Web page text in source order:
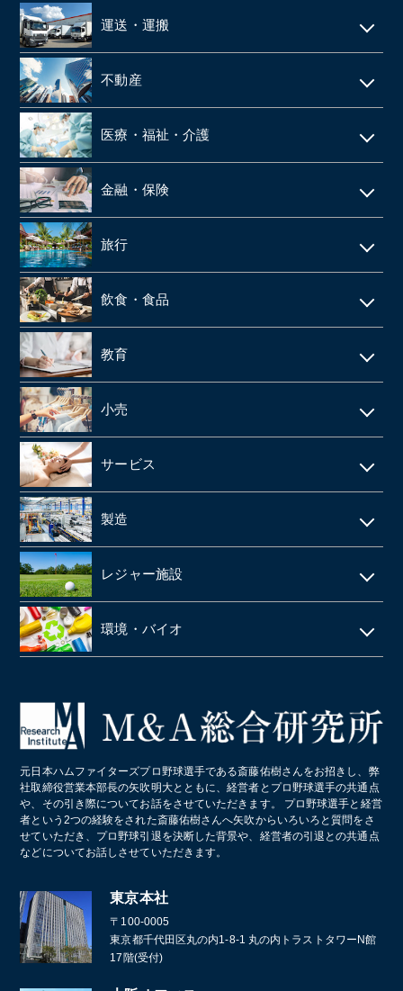
仮設足場工事・足場施工
施工管理
建材・住宅設備機器の卸
解体工事
鉄骨工事
内装・外装工事
消防設備点検・工事
建築資材卸
シェアードサービス
技術者派遣
IT
システム開発
ネット通販・EC
ゲーム
web広告
SaaS事業
web制作
データセンター
運送・運搬
運送・物流
タクシー
倉庫
バス
引越
不動産
マンション管理
ビルメンテナンス
不動産テック
リフォーム
家賃保証・賃貸管理
不動産管理
医療・福祉・介護
調剤薬局
介護事業
施設介護・老人ホーム
訪問介護・デイサービス
医療機器卸・商社
製薬
SMO
CRO
動物病院
歯科
眼科クリニック
医薬品卸
障害者施設 ・就労継続支援施設
金融・保険
リース・レンタル
保険代理店
ファンド
旅行
ホテル・旅館
旅行会社・旅行代理店
飲食・食品
飲食店
給食業・給食サービス
宅配弁当
食品メーカー・食品加工・食品工場
清酒酒造・酒蔵
お弁当・惣菜屋
給食・テイクアウト・配達飲食
ラーメン屋
居酒屋
教育
学習塾
小売
アパレルメーカー・アパレル
スーパーマーケット
FC(フランチャイズ加盟店)
ドラッグストア
LPガス
サービス
警備
エステサロン
ネイルサロン
税理士事務所・会計事務所
コールセンター
スポーツクラブ・フィットネスクラブ
葬儀
通訳・翻訳
製造
印刷
塗料・塗料卸売メーカー
段ボール
造船業・重機・プラント業界
レジャー施設
ゴルフ場
クライミングジム・ボルダリングジム
環境・バイオ
元日本ハムファイターズプロ野球選手である斎藤佑樹さんをお招きし、弊
社取締役営業本部長の矢吹明大とともに、経営者とプロ野球選手の共通点
や、その引き際についてお話をさせていただきます。 プロ野球選手と経営
者という2つの経験をされた斎藤佑樹さんへ矢吹からいろいろと質問をさ
せていただき、プロ野球引退を決断した背景や、経営者の引退との共通点
などについてお話しさせていただきます。
東京本社
〒100-0005
東京都千代田区丸の内1-8-1 丸の内トラストタワーN館
17階(受付)